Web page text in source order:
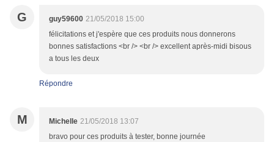
G guy59600 21/05/2018 15:00
félicitations et j'espère que ces produits nous donnerons
bonnes satisfactions <br /> <br /> excellent après-midi bisous
a tous les deux
Répondre
M Michelle 21/05/2018 13:07
bravo pour ces produits à tester, bonne journée